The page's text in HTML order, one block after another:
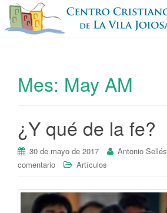
Mes: May AM
¿Y qué de la fe?
30 de mayo de 2017 Antonio Sellés
comentario
Artículos